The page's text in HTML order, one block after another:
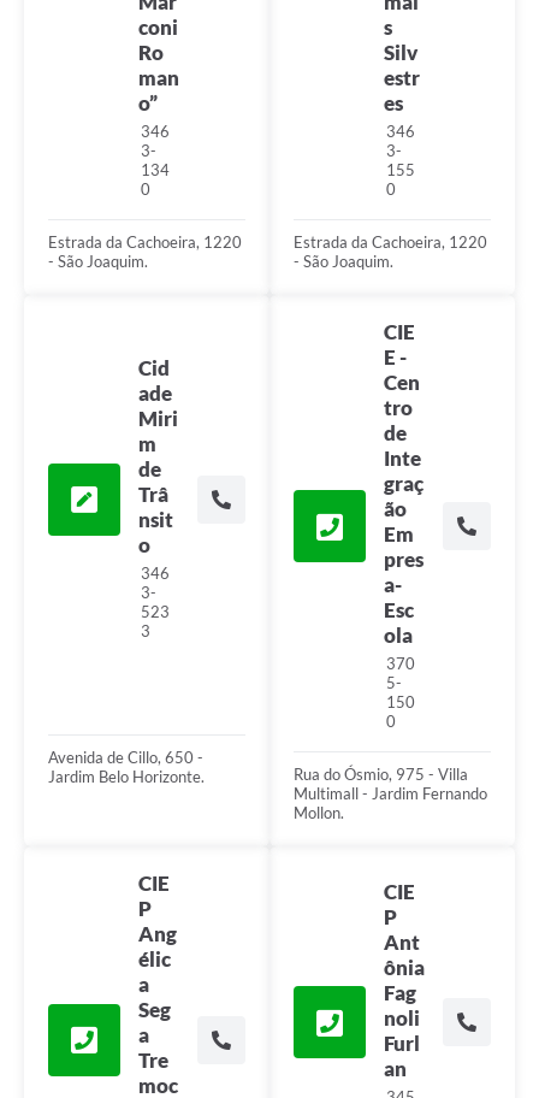
coni
Ro
man
o”
346
3-
134
0
Estrada da Cachoeira, 1220
- São Joaquim.
s
Silv
estr
es
346
3-
155
0
Estrada da Cachoeira, 1220
- São Joaquim.
Cid
ade
Miri
m
de
Trâ
nsit
o
346
3-
523
3
Avenida de Cillo, 650 -
Jardim Belo Horizonte.
CIE
E -
Cen
tro
de
Inte
graç
ão
Em
pres
a-
Esc
ola
370
5-
150
0
Rua do Ósmio, 975 - Villa
Multimall - Jardim Fernando
Mollon.
CIE
P
Ang
élic
a
Seg
a
Tre
moc
CIE
P
Ant
ônia
Fag
noli
Furl
an